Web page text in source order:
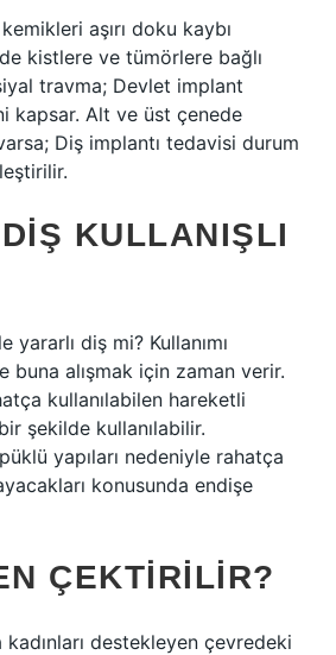
aşırı doku kaybı
kistlere ve tümörlere bağlı
travma; Devlet implant
kapsar. Alt ve üst çenede
Diş implantı tedavisi durum
KULLANIŞLI
yararlı diş mi? Kullanımı
buna alışmak için zaman verir.
kullanılabilen hareketli
şekilde kullanılabilir.
yapıları nedeniyle rahatça
konusunda endişe
ÇEKTIRILIR?
destekleyen çevredeki